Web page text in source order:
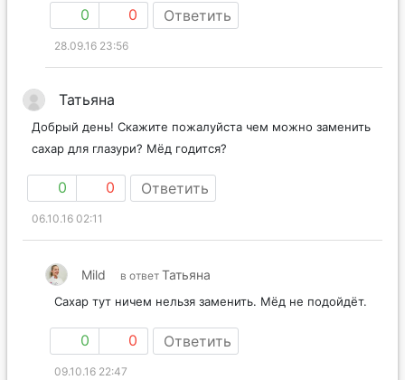
0 0 Ответить
28.09.16 23:56
Татьяна
Добрый день! Скажите пожалуйста чем можно заменить
сахар для глазури? Мёд годится?
0 0 Ответить
06.10.16 02:11
Mild в ответ Татьяна
Сахар тут ничем нельзя заменить. Мёд не подойдёт.
0 0 Ответить
09.10.16 22:47